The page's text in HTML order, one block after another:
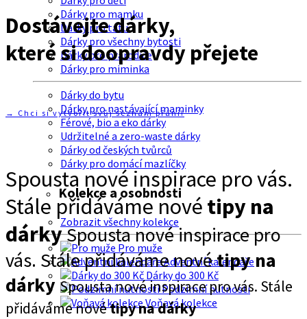
Dárky pro mamku
Dárky pro tátu
Dárky pro všechny bytosti
Dárky pro prarodiče
Dárky pro miminka
Dárky do bytu
Dárky pro nastávající maminky
Férové, bio a eko dárky
Udržitelné a zero-waste dárky
Dárky od českých tvůrců
Dárky pro domácí mazlíčky
Kolekce a osobnosti
Zobrazit všechny kolekce
Pro muže
Adventní kalendáře
Dárky do 300 Kč
Podzimní nutnosti
Voňavá kolekce
Dostávejte dárky,
které si doopravdy přejete
→ Chci si vytvořit svůj seznam přání!
Spousta nové inspirace pro vás.
Stále přidáváme nové tipy na
dárkySpousta nové inspirace pro
vás. Stále přidáváme novétipy na
dárky Spousta nové inspirace pro vás. Stále
přidáváme novétipy na dárky